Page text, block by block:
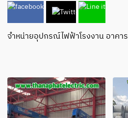
จำหน่ายอุปกรณ์ไฟฟ้าโรงงาน อาคาร